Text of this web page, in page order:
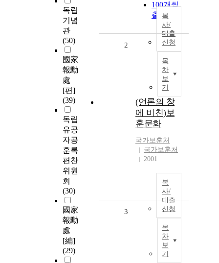
독립
기념
관
(50)
國家
報勳
處
[편]
(39)
독립
유공
자공
훈록
편찬
위원
회
(30)
國家
報勳
處
[編]
(29)
100개씩
출력
복
사/
대출
신청
목
차
보
기
2
(언론의 창
에 비친)보
훈문화
국가보훈처
국가보훈처
2001
복
사/
대출
신청
목
차
보
기
3